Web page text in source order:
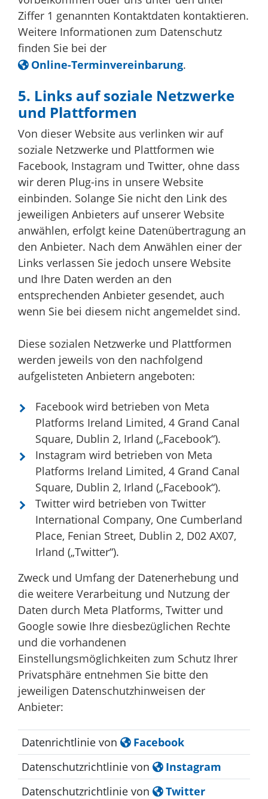
Ziffer 1 genannten Kontaktdaten kontaktieren.
Weitere Informationen zum Datenschutz
finden Sie bei der
Online-Terminvereinbarung.
5. Links auf soziale Netzwerke
und Plattformen
Von dieser Website aus verlinken wir auf
soziale Netzwerke und Plattformen wie
Facebook, Instagram und Twitter, ohne dass
wir deren Plug-ins in unsere Website
einbinden. Solange Sie nicht den Link des
jeweiligen Anbieters auf unserer Website
anwählen, erfolgt keine Datenübertragung an
den Anbieter. Nach dem Anwählen einer der
Links verlassen Sie jedoch unsere Website
und Ihre Daten werden an den
entsprechenden Anbieter gesendet, auch
wenn Sie bei diesem nicht angemeldet sind.
Diese sozialen Netzwerke und Plattformen
werden jeweils von den nachfolgend
aufgelisteten Anbietern angeboten‏:
Facebook wird betrieben von Meta
Platforms Ireland Limited, 4 Grand Canal
Square, Dublin 2, Irland („Facebook“).
Instagram wird betrieben von Meta
Platforms Ireland Limited, 4 Grand Canal
Square, Dublin 2, Irland („Facebook“).
Twitter wird betrieben von Twitter
International Company, One Cumberland
Place, Fenian Street, Dublin 2, D02 AX07,
Irland („Twitter“).
Zweck und Umfang der Datenerhebung und
die weitere Verarbeitung und Nutzung der
Daten durch Meta Platforms, Twitter und
Google sowie Ihre diesbezüglichen Rechte
und die vorhandenen
Einstellungsmöglichkeiten zum Schutz Ihrer
Privatsphäre entnehmen Sie bitte den
jeweiligen Datenschutzhinweisen der
Anbieter:
Datenrichtlinie von
Facebook
Datenschutzrichtlinie von
Instagram
Datenschutzrichtlinie von
Twitter